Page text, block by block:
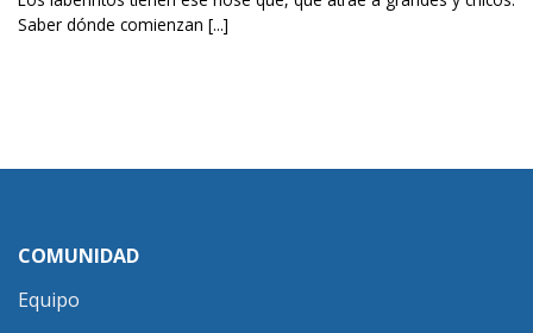
Saber dónde comienzan [...]
COMUNIDAD
Equipo